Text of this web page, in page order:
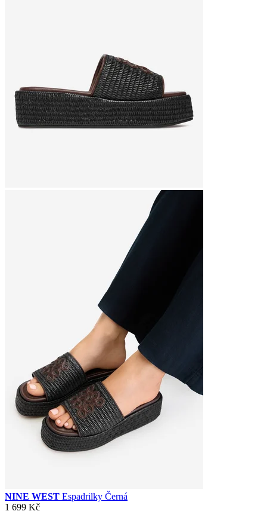
NINE WEST Espadrilky Černá
1 699 Kč